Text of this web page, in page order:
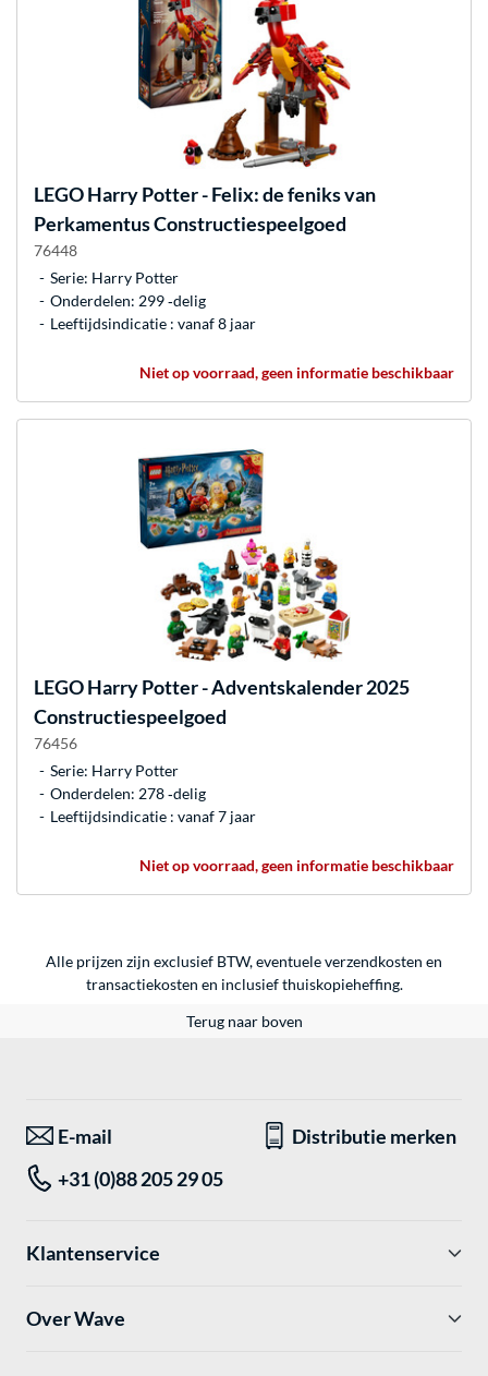
LEGOHarry Potter - Felix: de feniks van
Perkamentus Constructiespeelgoed
76448
Serie: Harry Potter
Onderdelen: 299 ‐delig
Leeftijdsindicatie : vanaf 8 jaar
Niet op voorraad, geen informatie beschikbaar
LEGOHarry Potter - Adventskalender 2025
Constructiespeelgoed
76456
Serie: Harry Potter
Onderdelen: 278 ‐delig
Leeftijdsindicatie : vanaf 7 jaar
Niet op voorraad, geen informatie beschikbaar
Alle prijzen zijn exclusief BTW, eventuele verzendkosten en
transactiekosten en inclusief thuiskopieheffing.
Terug naar boven
E-mail
Distributie merken
+31 (0)88 205 29 05
Klantenservice
Over Wave